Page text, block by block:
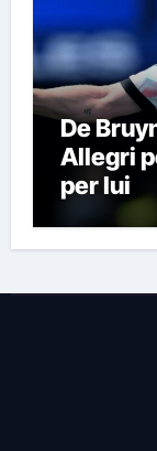
De
Allegri
per lui